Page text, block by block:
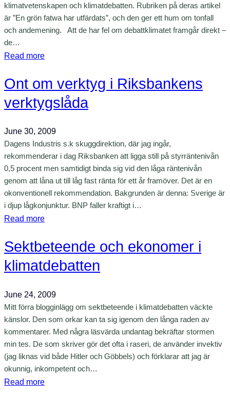
e
n
s
i
d
n
!
o
n
r
a
k
i
m
a
o
t
i
k
n
klimatvetenskapen och klimatdebatten. Rubriken på deras artikel
är ”En grön fatwa har utfärdats”, och den ger ett hum om tonfall
och andemening. Att de har fel om debattklimatet framgår direkt –
de…
Read more:
k
n
m
e
r
v
l
o
v
g
a
r
i
k
l
m
Ont om verktyg i Riksbankens
verktygslåda
June 30, 2009
Dagens Industris s.k skuggdirektion, där jag ingår,
rekommenderar i dag Riksbanken att ligga still på styrräntenivån
0,5 procent men samtidigt binda sig vid den låga räntenivån
genom att låna ut till låg fast ränta för ett år framöver. Det är en
okonventionell rekommendation. Bakgrunden är denna: Sverige är
i djup lågkonjunktur. BNP faller kraftigt i…
Read more:
n
o
v
e
r
t
Sektbeteende och ekonomer i
klimatdebatten
June 24, 2009
Mitt förra blogginlägg om sektbeteende i klimatdebatten väckte
känslor. Den som orkar kan ta sig igenom den långa raden av
kommentarer. Med några läsvärda undantag bekräftar stormen
min tes. De som skriver gör det ofta i raseri, de använder invektiv
(jag liknas vid både Hitler och Göbbels) och förklarar att jag är
okunnig, inkompetent och…
Read more: